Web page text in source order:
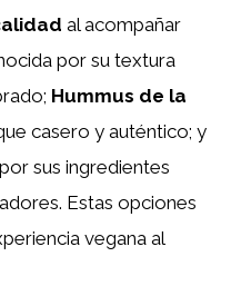
al acompañar
por su textura
Hummus de la
casero y auténtico; y
sus ingredientes
Estas opciones
vegana al